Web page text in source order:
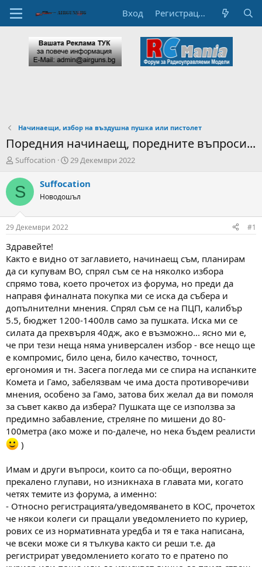
Вход Регистрация
Начинаещи, избор на въздушна пушка или пистолет
Поредния начинаещ, поредните въпроси...
А
т
о
н
а
т
е
м
а
т
а
Suffocation
Н
ч
л
Д
а
29 Декември 2022
S Suffocation
Новодошъл
29 Декември 2022 #1
Здравейте!
Както е видно от заглавието, начинаещ съм, планирам
да си купувам ВО, спрял съм се на няколко избора
спрямо това, което прочетох из форума, но преди да
направя финалната покупка ми се иска да събера и
допълнителни мнения. Спрял съм се на ПЦП, калибър
5.5, бюджет 1200-1400лв само за пушката. Иска ми се
силата да прехвърля 40дж, ако е възможно... ясно ми е,
че при тези неща няма универсален избор - все нещо ще
е компромис, било цена, било качество, точност,
ергономия и тн. Засега погледа ми се спира на испанките
Комета и Гамо, забелязвам че има доста противоречиви
мнения, особено за Гамо, затова бих желал да ви помоля
за съвет какво да избера? Пушката ще се използва за
предимно забавление, стреляне по мишени до 80-
100метра (ако може и по-далече, но нека бъдем реалисти
)
Имам и други въпроси, които са по-общи, вероятно
прекалено глупави, но изникнаха в главата ми, когато
четях темите из форума, а именно:
- Относно регистрацията/уведомяването в КОС, прочетох
че някои колеги си пращали уведомлението по куриер,
рових се из нормативната уредба и тя е така написана,
че всеки може си я тълкува както си реши т.е. да
регистрират уведомлението когато то е пратено по